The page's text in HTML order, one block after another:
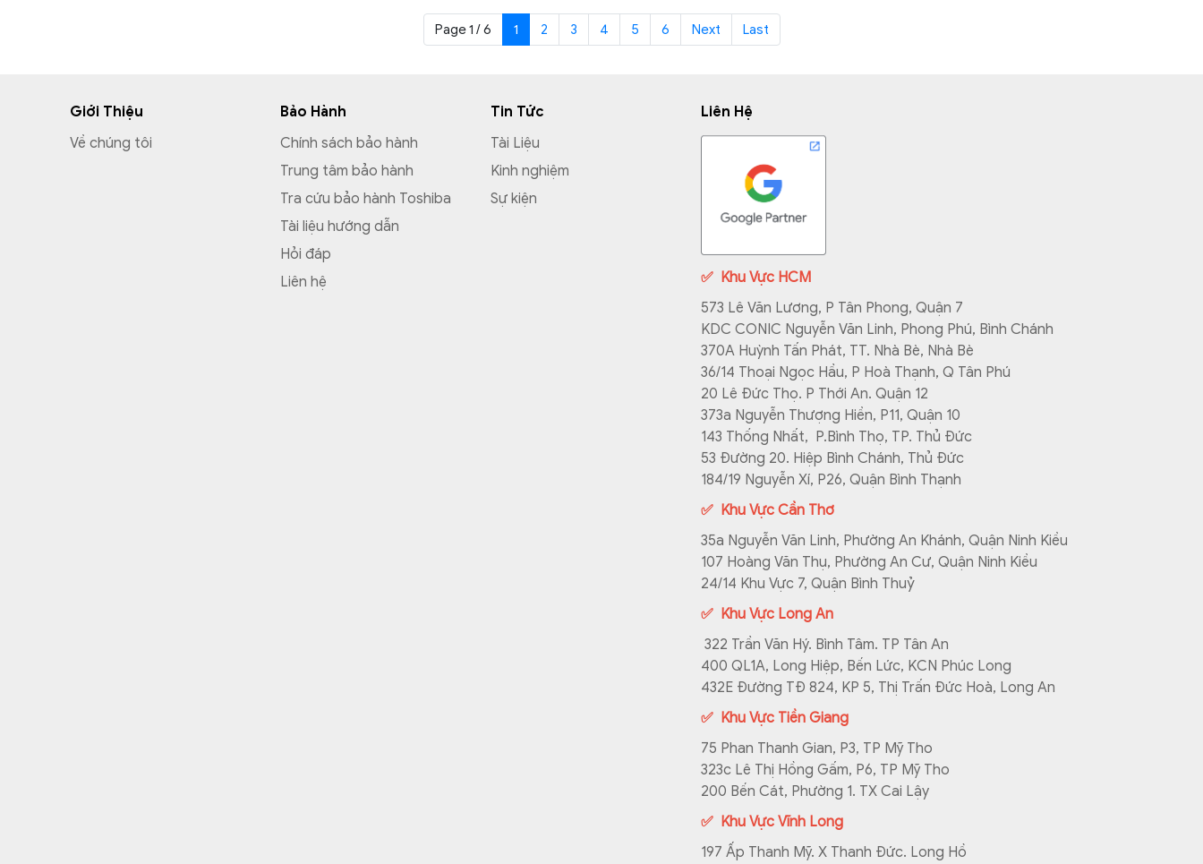
người dùng thường gặp tình trạng tivi
Toshiba không vào được Youtube. Có rất
Page 1 / 6 1 2 3 4 5 6 Next Last
Giới Thiệu
Về chúng tôi
Bảo Hành
Chính sách bảo hành
Trung tâm bảo hành
Tra cứu bảo hành Toshiba
Tài liệu hướng dẫn
Hỏi đáp
Liên hệ
Tin Tức
Tài Liệu
Kinh nghiệm
Sự kiện
Liên Hệ
✅ Khu Vực HCM
573 Lê Văn Lương, P Tân Phong, Quận 7
KDC CONIC Nguyễn Văn Linh, Phong Phú, Bình Chánh
370A Huỳnh Tấn Phát, TT. Nhà Bè, Nhà Bè
36/14 Thoại Ngọc Hầu, P Hoà Thạnh, Q Tân Phú
20 Lê Đức Thọ. P Thới An. Quận 12
373a Nguyễn Thượng Hiền, P11, Quận 10
143 Thống Nhất, P.Bình Thọ, TP. Thủ Đức
53 Đường 20. Hiệp Bình Chánh, Thủ Đức
184/19 Nguyễn Xí, P26, Quận Bình Thạnh
✅ Khu Vực Cần Thơ
35a Nguyễn Văn Linh, Phường An Khánh, Quận Ninh Kiều
107 Hoàng Văn Thụ, Phường An Cư, Quận Ninh Kiều
24/14 Khu Vực 7, Quận Bình Thuỷ
✅ Khu Vực Long An
322 Trần Văn Hý. Bình Tâm. TP Tân An
400 QL1A, Long Hiệp, Bến Lức, KCN Phúc Long
432E Đường TĐ 824, KP 5, Thị Trấn Đức Hoà, Long An
✅ Khu Vực Tiền Giang
75 Phan Thanh Gian, P3, TP Mỹ Tho
323c Lê Thị Hồng Gấm, P6, TP Mỹ Tho
200 Bến Cát, Phường 1. TX Cai Lậy
✅ Khu Vực Vĩnh Long
197 Ấp Thanh Mỹ. X Thanh Đức. Long Hồ